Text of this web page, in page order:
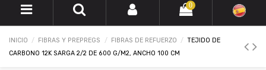
0
INICIO FIBRAS Y PREPREGS FIBRAS DE REFUERZO
TEJIDO DE
CARBONO 12K SARGA 2/2 DE 600 G/M2, ANCHO 100 CM